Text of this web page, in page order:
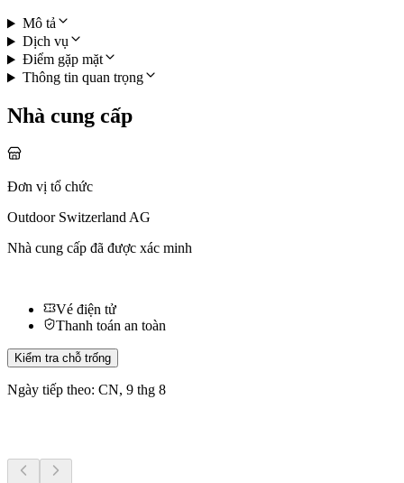
Mô tả
Dịch vụ
Điểm gặp mặt
Thông tin quan trọng
Nhà cung cấp
Đơn vị tổ chức
Outdoor Switzerland AG
Nhà cung cấp đã được xác minh
Vé điện tử
Thanh toán an toàn
Kiểm tra chỗ trống
Ngày tiếp theo: CN, 9 thg 8